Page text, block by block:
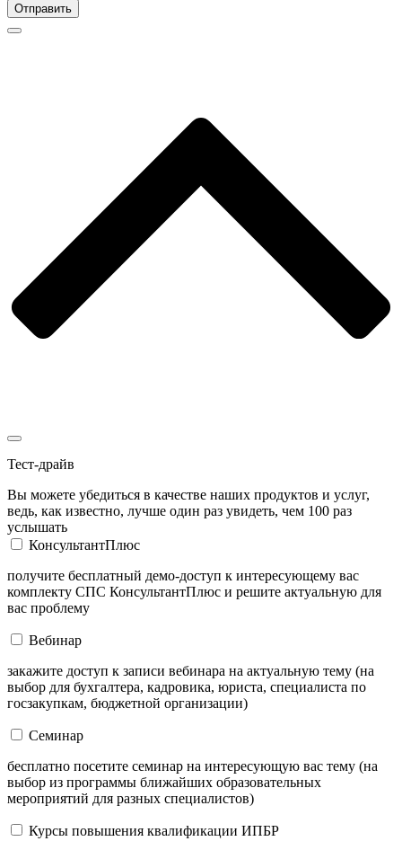
Отправить
Тест-драйв
Вы можете убедиться в качестве наших продуктов и услуг,
ведь, как известно, лучше один раз увидеть, чем 100 раз
услышать
КонсультантПлюс
получите бесплатный демо-доступ к интересующему вас
комплекту СПС КонсультантПлюс и решите актуальную для
вас проблему
Вебинар
закажите доступ к записи вебинара на актуальную тему (на
выбор для бухгалтера, кадровика, юриста, специалиста по
госзакупкам, бюджетной организации)
Семинар
бесплатно посетите семинар на интересующую вас тему (на
выбор из программы ближайших образовательных
мероприятий для разных специалистов)
Курсы повышения квалификации ИПБР